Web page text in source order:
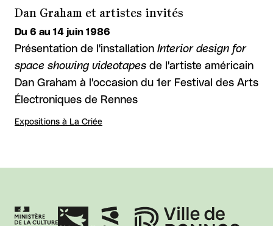
Dan Graham et artistes invités
Du 6 au 14 juin 1986
Présentation de l'installation Interior design for
space showing videotapes de l'artiste américain
Dan Graham à l'occasion du 1er Festival des Arts
Électroniques de Rennes
Expositions à La Criée